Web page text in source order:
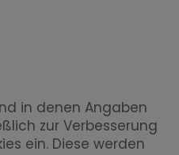
in denen Angaben
zur Verbesserung
ein. Diese werden